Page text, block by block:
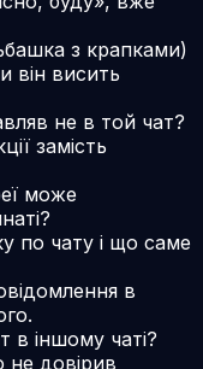
з крапками)
він висить
не в той чат?
замість
може
по чату і що саме
в
іншому чаті?
не довірив